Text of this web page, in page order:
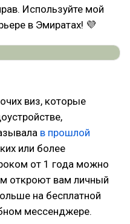
Используйте мой
в Эмиратах! 💜
виз, которые
в прошлой
или более
от 1 года можно
откроют вам личный
на бесплатной
мессенджере.